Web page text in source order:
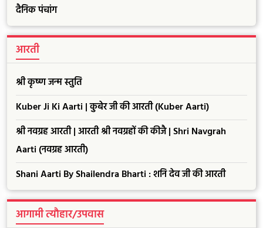
दैनिक पंचांग
आरती
श्री कृष्ण जन्म स्तुति
Kuber Ji Ki Aarti | कुबेर जी की आरती (Kuber Aarti)
श्री नवग्रह आरती | आरती श्री नवग्रहों की कीजै | Shri Navgrah
Aarti (नवग्रह आरती)
Shani Aarti By Shailendra Bharti : शनि देव जी की आरती
आगामी त्यौहार/उपवास